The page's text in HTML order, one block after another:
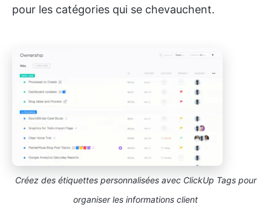
pour les catégories qui se chevauchent.
Créez des étiquettes personnalisées avec ClickUp Tags pour
organiser les informations client